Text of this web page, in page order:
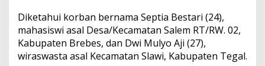
Diketahui korban bernama Septia Bestari (24),
mahasiswi asal Desa/Kecamatan Salem RT/RW. 02,
Kabupaten Brebes, dan Dwi Mulyo Aji (27),
wiraswasta asal Kecamatan Slawi, Kabupaten Tegal.